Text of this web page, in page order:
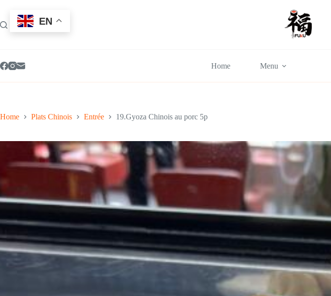
content
Home Menu
Home Plats Chinois Entrée 19.Gyoza Chinois au porc 5p
EN